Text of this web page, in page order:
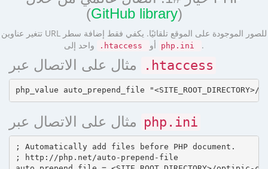
(GitHub library)
تتغير عناوين URL للصور الموجودة على الموقع تلقائيًا. يكفي فقط إضافة سطر
.htaccess php.ini .
.htaccess
php.ini
; Automatically add files before PHP document.
; http://php.net/auto-prepend-file